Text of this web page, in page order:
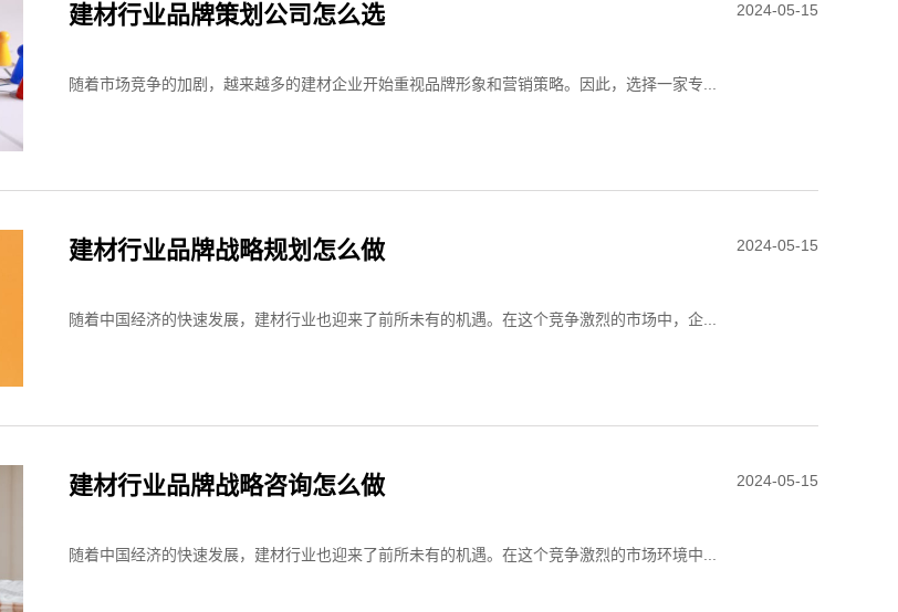
建材行业品牌策划公司怎么选 2024-05-15
随着市场竞争的加剧，越来越多的建材企业开始重视品牌形象和营销策略。因此，选择一家专...
建材行业品牌战略规划怎么做 2024-05-15
随着中国经济的快速发展，建材行业也迎来了前所未有的机遇。在这个竞争激烈的市场中，企...
建材行业品牌战略咨询怎么做 2024-05-15
随着中国经济的快速发展，建材行业也迎来了前所未有的机遇。在这个竞争激烈的市场环境中...